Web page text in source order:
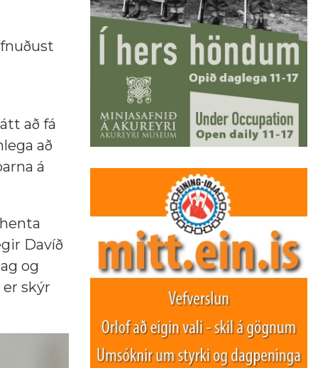
að fá
að
á
Davíð
og
skýr